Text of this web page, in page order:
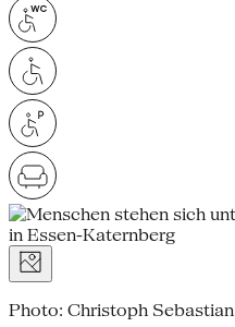
Photo: Christoph Sebastian